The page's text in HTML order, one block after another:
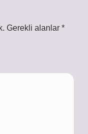
Gerekli alanlar *